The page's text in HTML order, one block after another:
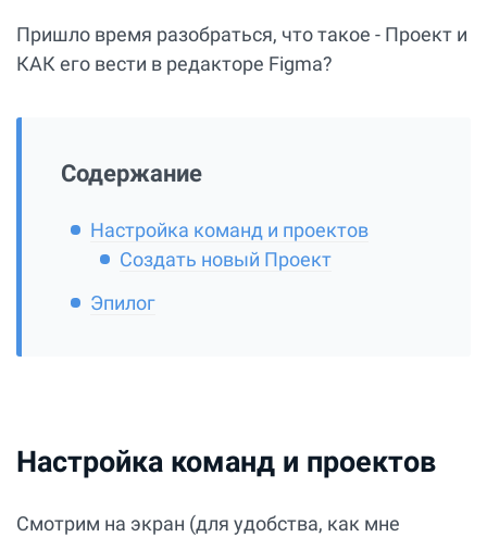
Пришло время разобраться, что такое - Проект и
КАК его вести в редакторе Figma?
Содержание
Настройка команд и проектов
Создать новый Проект
Эпилог
Настройка команд и проектов
Смотрим на экран (для удобства, как мне